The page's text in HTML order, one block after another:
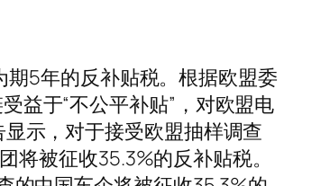
5年的反补贴税。根据欧盟委
益于“不公平补贴”，对欧盟电
示，对于接受欧盟抽样调查
被征收35.3%的反补贴税。